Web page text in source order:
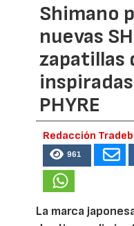
Shimano
nuevas
zapatillas
PHYRE
Redacción
961
La marca